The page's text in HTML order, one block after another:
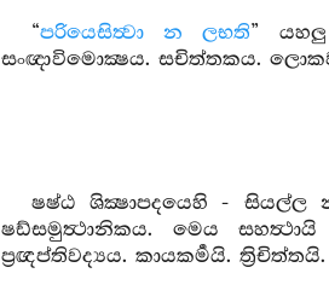
“පරියෙසිත්‍වා න ලභති”
සංඥාවිමොක්‍ෂය. සචිත්තකය.
ෂෂ්ඨ ශික්‍ෂාපදයෙහි - සියල්ල
ෂඩ්සමුත්‍ථානිකය. මෙය
ප්‍රඥප්තිවද්‍යය. කායකර්‍මයි.